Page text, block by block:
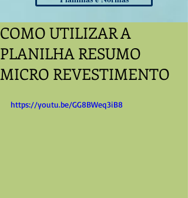
COMO UTILIZAR A
PLANILHA RESUMO
MICRO REVESTIMENTO
https://youtu.be/GG8BWeq3iB8